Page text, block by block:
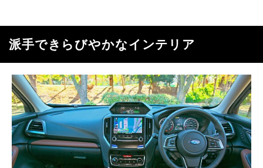
派手できらびやかなインテリア